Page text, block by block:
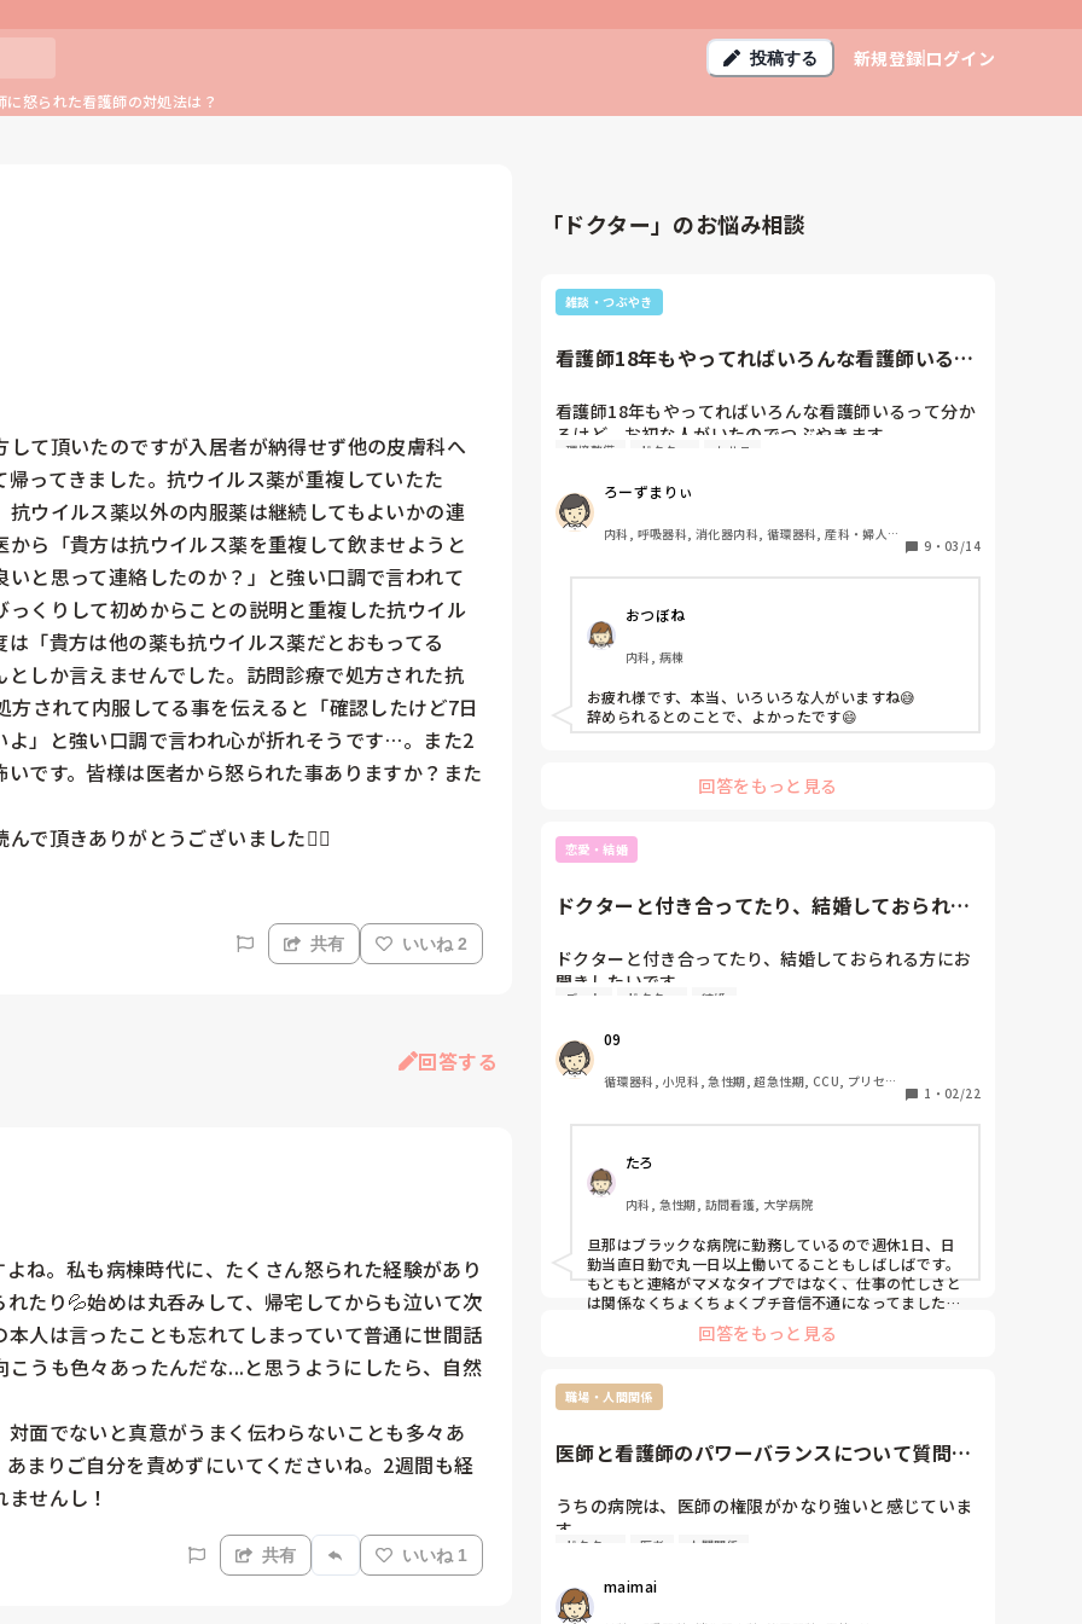
投稿する 新規登録ログイン
に怒られた看護師の対処法は？
て頂いたのですが入居者が納得せず他の皮膚科へ
ってきました。抗ウイルス薬が重複していたた
ウイルス薬以外の内服薬は継続してもよいかの連
ら「貴方は抗ウイルス薬を重複して飲ませようと
と思って連絡したのか？」と強い口調で言われて
くりして初めからことの説明と重複した抗ウイル
「貴方は他の薬も抗ウイルス薬だとおもってる
しか言えませんでした。訪問診療で処方された抗
されて内服してる事を伝えると「確認したけど7日
」と強い口調で言われ心が折れそうです…。また2
です。皆様は医者から怒られた事ありますか？また
共有 いいね 2
回答する
ね。私も病棟時代に、たくさん怒られた経験があり
たり💦始めは丸呑みして、帰宅してからも泣いて次
人は言ったことも忘れてしまっていて普通に世間話
うも色々あったんだな...と思うようにしたら、自然
面でないと真意がうまく伝わらないことも多々あ
まりご自分を責めずにいてくださいね。2週間も経
せんし！
共有 いいね 1
「ドクター」のお悩み相談
雑談・つぶやき
看護師18年もやってればいろんな看護師いるっ
看護師18年もやってればいろんな看護師いるって分か
るけど、お初な人がいたのでつぶやきます。
た。
私に仕事を教えてくれる人に
私｢これってどうしたらいいですか？｣
パイセン｢これねー、私もよく分からないの、やった
1年近くいたんですよね？うーん…。それでよく仕事
してたなぁ。
規模の小さい病院なので外来診察室や処置室の掃除は
自分たちでやります。
｢業者入れるべきでしょ、病棟はそれが当たり前よ｣
ません^^
私が勤めたクリニックは退院後の部屋の清掃もやって
ましたけど^^
環境整備って知ってます？^^^^
ドクターの指示を聞きそびれたのか間違えたのか、ド
クターに何かしら強めに言われてました。
後日別の先輩から、パイセンはドクター達に嫌われて
いると聞きました。ですよねー。
パイセン｢血管でないねー、叩くよー｣
パイセン｢前はどこにいたの？｣
私｢産婦人科にいました｣
パイセン｢うわー、産婦人科なんて絶対選択肢にない
わー、私子供嫌いだしー｣
…私は産婦人科大好きですけど^^^^
パイセンが内線電話に出ると声がでかくて診察の邪
紙カルテなので検査伝票も貼ったりするけど、看護師
新入ナースに言うことか？と思うこと多々あり。パイ
でもパイセンに教わったことが正しいかどうか不安で
たまりませんヽ(*´∀｀)ノ
環境整備 ドクター カルテ
ろーずまりぃ
内科, 呼吸器科, 消化器内科, 循環器科, 産科・婦人
9 ・ 03/14
おつぼね
内科, 病棟
お疲れ様です、本当、いろいろな人がいますね😅
辞められるとのことで、よかったです😄
回答をもっと見る
恋愛・結婚
ドクターと付き合ってたり、結婚しておられる
ドクターと付き合ってたり、結婚しておられる方にお
聞きしたいです。
忙しくて連絡もデートもなかなかできないと思います
れますか？
デート ドクター 結婚
09
循環器科, 小児科, 急性期, 超急性期, CCU, プリセプ
1 ・ 02/22
たろ
内科, 急性期, 訪問看護, 大学病院
旦那はブラックな病院に勤務しているので週休1日、日
勤当直日勤で丸一日以上働いてることもしばしばです。
もともと連絡がマメなタイプではなく、仕事の忙しさと
は関係なくちょくちょくプチ音信不通になってました
が、そこは学生の時からの付き合いなのでこちらが慣れ
ず、夜家で夕食を作りながら待ってたり、近場に外食し
たり、そして時々上司との飲みや勉強会でドタキャンさ
もしましたが、なんだかんだ結婚してしまったので、忙
回答をもっと見る
職場・人間関係
医師と看護師のパワーバランスについて質問で
うちの病院は、医師の権限がかなり強いと感じていま
す。
時には「チーム医療とは…？」と思ってしまうくら
ドクター 医者 人間関係
maimai